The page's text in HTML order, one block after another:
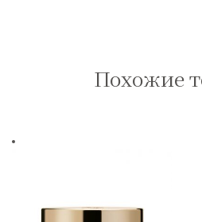
Похожие